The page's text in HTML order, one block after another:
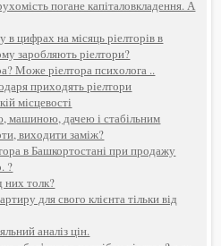
погане капіталовкладення. А
цифрах на місяць ріелторів в
заробляють ріелтори?
Може ріелтора психолога ..
приходять ріелтори
місцевості
машиною, дачею і стабільним
виходити заміж?
в Башкортостані при продажу
?
них толк?
для свого клієнта тільки від
аналіз цін.